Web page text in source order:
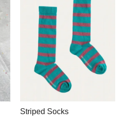
Striped Socks